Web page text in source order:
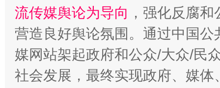
这是一记警钟！
流传媒舆论为导向 ，强化反腐
营造良好舆论氛围。通过中国
媒网站架起政府和公众/大众/民
社会发展，最终实现政府、媒